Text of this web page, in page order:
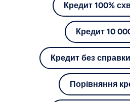
Кредит 100%
Кредит 10
Кредит без
Порівняння